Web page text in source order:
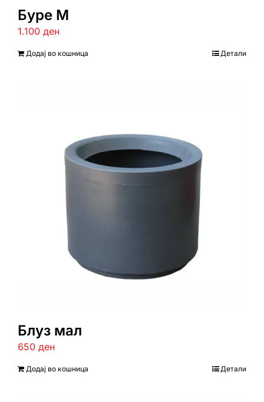
Буре М
1.100 ден
Додај во кошница Детали
Блуз мал
650 ден
Додај во кошница Детали